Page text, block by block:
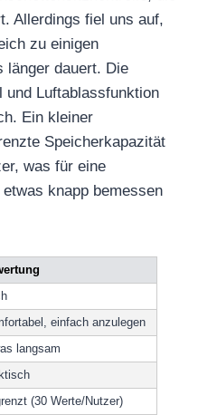
Allerdings fiel uns auf,
zu einigen
länger dauert. Die
und Luftablassfunktion
Ein kleiner
Speicherkapazität
was für eine
knapp bemessen
einfach anzulegen
langsam
(30 Werte/Nutzer)